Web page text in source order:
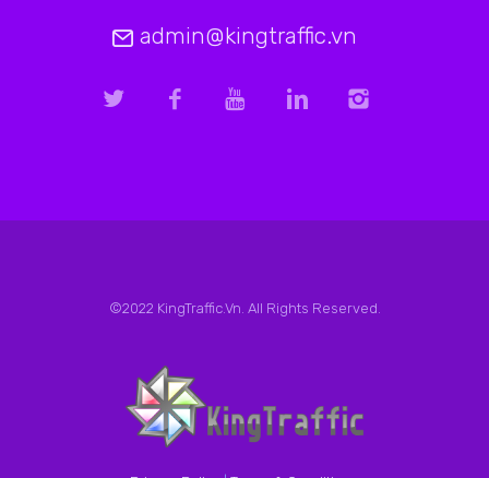
admin@kingtraffic.vn
©2022 KingTraffic.Vn. All Rights Reserved.